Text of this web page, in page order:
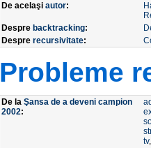
De acelaşi autor:
Despre backtracking:
Despre recursivitate:
Probleme
De la Şansa de a deveni campion
2002:
tv